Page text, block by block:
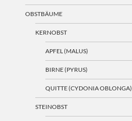
OBSTBÄUME
KERNOBST
APFEL (MALUS)
BIRNE (PYRUS)
QUITTE (CYDONIA OBLONGA)
STEINOBST